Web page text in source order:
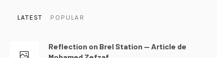
LATEST POPULAR
Reflection on Brel Station — Article de